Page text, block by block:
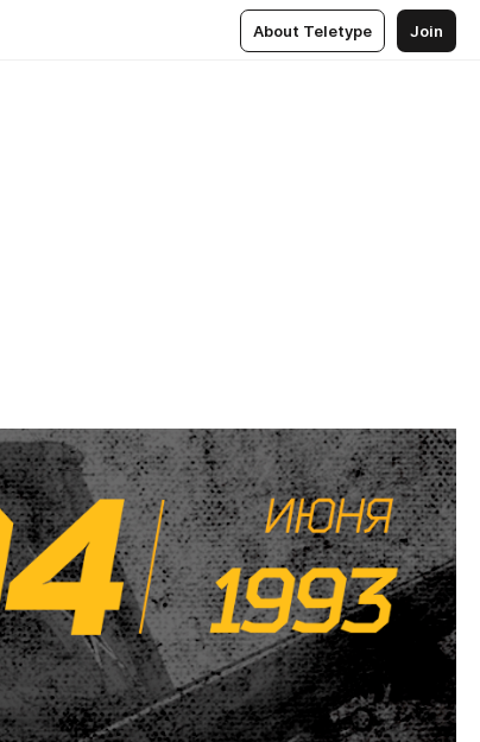
About Teletype Join